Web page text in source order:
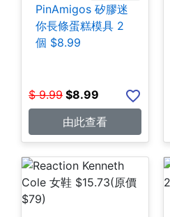
PinAmigos 矽膠迷
你長條蛋糕模具 2
個 $8.99
$ 9.99 $8.99
由此查看